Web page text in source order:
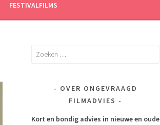
FESTIVALFILMS
Zoeken
OVER ONGEVRAAGD
FILMADVIES
Kort en bondig advies in nieuwe en oude